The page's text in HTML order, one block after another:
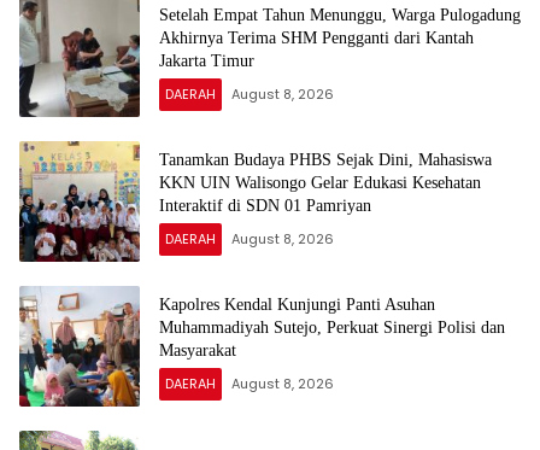
Setelah Empat Tahun Menunggu, Warga Pulogadung
Akhirnya Terima SHM Pengganti dari Kantah
Jakarta Timur
DAERAH August 8, 2026
Tanamkan Budaya PHBS Sejak Dini, Mahasiswa
KKN UIN Walisongo Gelar Edukasi Kesehatan
Interaktif di SDN 01 Pamriyan
DAERAH August 8, 2026
Kapolres Kendal Kunjungi Panti Asuhan
Muhammadiyah Sutejo, Perkuat Sinergi Polisi dan
Masyarakat
DAERAH August 8, 2026